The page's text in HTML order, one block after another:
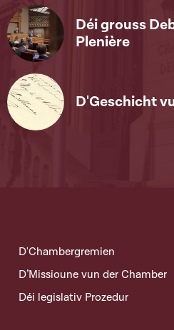
Déi grouss
Plenière
D'Geschicht
D'Chambergremien
D’Missioune vun der Chamber
Déi legislativ Prozedur